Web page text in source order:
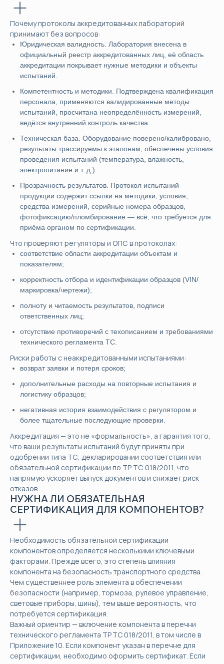
Почему протоколы аккредитованных лабораторий
принимают без вопросов:
Юридическая валидность. Лаборатория внесена в
официальный реестр аккредитованных лиц, её область
аккредитации покрывает нужные методики и объекты
испытаний.
Компетентность и методики. Подтверждена квалификация
персонала, применяются валидированные методы
испытаний, просчитана неопределённость измерений,
ведётся внутренний контроль качества.
Техническая база. Оборудование поверено/калибровано,
результаты трассируемы к эталонам; обеспечены условия
проведения испытаний (температура, влажность,
электропитание и т. д.).
Прозрачность результатов. Протокол испытаний
продукции содержит ссылки на методики, условия,
средства измерений, серийные номера образцов,
фотофиксацию/пломбирование — всё, что требуется для
приёма органом по сертификации.
Что проверяют регуляторы и ОПС в протоколах:
соответствие области аккредитации объектам и
показателям;
корректность отбора и идентификации образцов (VIN/
маркировка/чертежи);
полноту и читаемость результатов, подписи
ответственных лиц;
отсутствие противоречий с техописанием и требованиями
технического регламента ТС.
Риски работы с неаккредитованными испытаниями:
возврат заявки и потеря сроков;
дополнительные расходы на повторные испытания и
логистику образцов;
негативная история взаимодействия с регулятором и
более тщательные последующие проверки.
Аккредитация — это не «формальность», а гарантия того,
что ваши результаты испытаний будут приняты при
одобрении типа ТС, декларировании соответствия или
обязательной сертификации по ТР ТС 018/2011, что
напрямую ускоряет выпуск документов и снижает риск
отказов.
НУЖНА ЛИ ОБЯЗАТЕЛЬНАЯ
СЕРТИФИКАЦИЯ ДЛЯ КОМПОНЕНТОВ?
Необходимость обязательной сертификации
компонентов определяется несколькими ключевыми
факторами. Прежде всего, это степень влияния
компонента на безопасность транспортного средства.
Чем существеннее роль элемента в обеспечении
безопасности (например, тормоза, рулевое управление,
световые приборы, шины), тем выше вероятность, что
потребуется сертификация.
Важный ориентир — включение компонента в перечни
технического регламента ТР ТС 018/2011, в том числе в
Приложение 10. Если компонент указан в перечне для
сертификации, необходимо оформить сертификат. Если